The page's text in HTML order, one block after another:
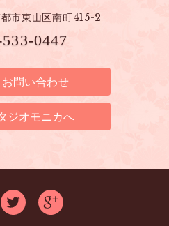
市東山区南町415-2
0447
問い合わせ
ジオモニカへ